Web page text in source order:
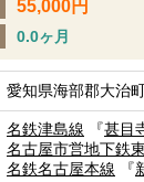
55,000円
0.0ヶ月
愛知県海部郡大治
名鉄津島線 『甚目
名古屋市営地下鉄
名鉄名古屋本線 『